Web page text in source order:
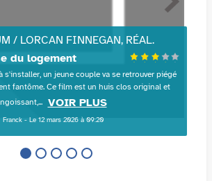
/ LORCAN FINNEGAN, RÉAL.
du logement
s'installer, un jeune couple va se retrouver piégé
fantôme. Ce film est un huis clos original et
VOIR PLUS
Franck - Le 12 mars 2026 à 09:20